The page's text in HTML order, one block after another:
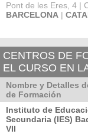
Pont de les Eres, 4 |
BARCELONA |
CENTROS DE
EL CURSO EN
Nombre y Detalles
de Formación
Instituto de
Secundaria (IES)
VII